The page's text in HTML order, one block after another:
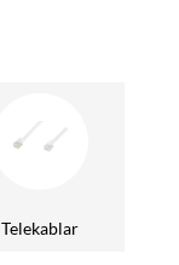
Telekablar